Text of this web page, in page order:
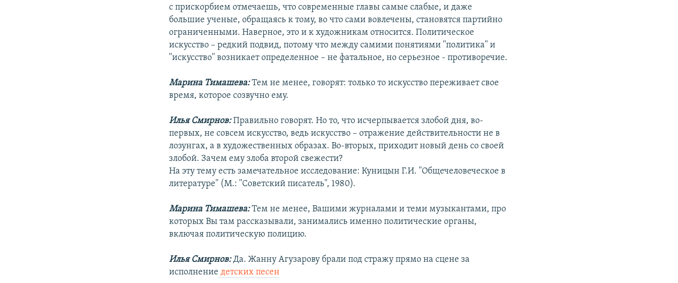
с прискорбием отмечаешь, что современные главы самые слабые, и даже
большие ученые, обращаясь к тому, во что сами вовлечены, становятся партийно
ограниченными. Наверное, это и к художникам относится. Политическое
искусство – редкий подвид, потому что между самими понятиями ''политика'' и
''искусство'' возникает определенное – не фатальное, но серьезное - противоречие.
Марина Тимашева:Тем не менее, говорят: только то искусство переживает свое
время, которое созвучно ему.
Илья Смирнов:Правильно говорят. Но то, что исчерпывается злобой дня, во-
первых, не совсем искусство, ведь искусство – отражение действительности не в
лозунгах, а в художественных образах. Во-вторых, приходит новый день со своей
злобой. Зачем ему злоба второй свежести?
На эту тему есть замечательное исследование: Куницын Г.И. ''Общечеловеческое в
литературе'' (М.: ''Советский писатель'', 1980).
Марина Тимашева:Тем не менее, Вашими журналами и теми музыкантами, про
которых Вы там рассказывали, занимались именно политические органы,
включая политическую полицию.
Илья Смирнов:Да. Жанну Агузарову брали под стражу прямо на сцене за
исполнение детских песен